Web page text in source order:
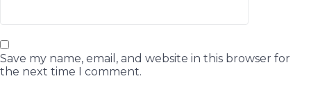
Save my name, email, and website in this browser for
the next time I comment.